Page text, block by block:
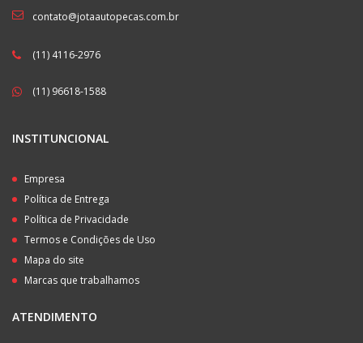
contato@jotaautopecas.com.br
(11) 4116-2976
(11) 96618-1588
INSTITUNCIONAL
Empresa
Política de Entrega
Política de Privacidade
Termos e Condições de Uso
Mapa do site
Marcas que trabalhamos
ATENDIMENTO